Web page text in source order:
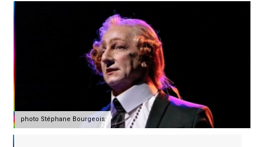
photo Stéphane Bourgeois